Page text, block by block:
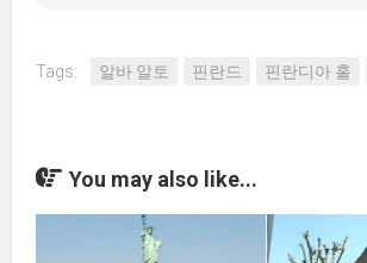
Tags: 알바 알토 핀란드 핀란디아 홀
You may also like...